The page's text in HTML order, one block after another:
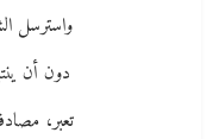
واسترسل
دون أن
تعبر،